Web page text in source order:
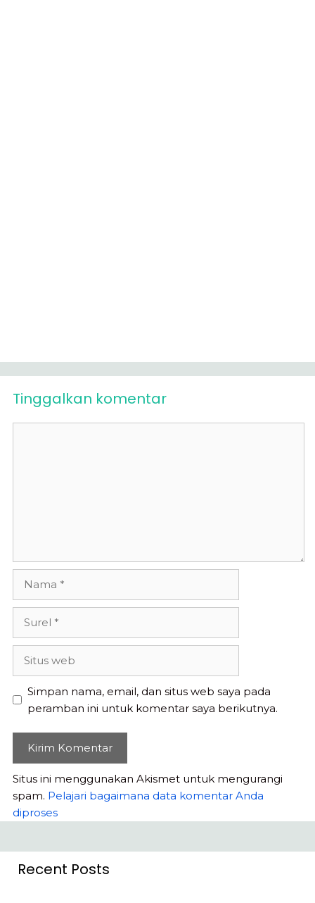
Tinggalkan komentar
Simpan nama, email, dan situs web saya pada
peramban ini untuk komentar saya berikutnya.
Situs ini menggunakan Akismet untuk mengurangi
spam. Pelajari bagaimana data komentar Anda
diproses
Recent Posts